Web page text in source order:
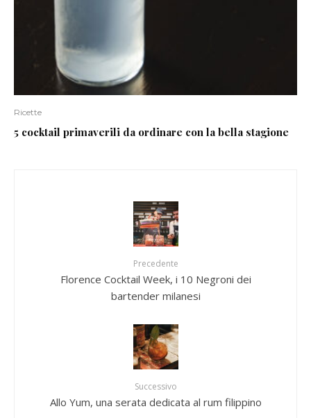
Ricette
5 cocktail primaverili da ordinare con la bella stagione
Precedente
Florence Cocktail Week, i 10 Negroni dei
bartender milanesi
Successivo
Allo Yum, una serata dedicata al rum filippino